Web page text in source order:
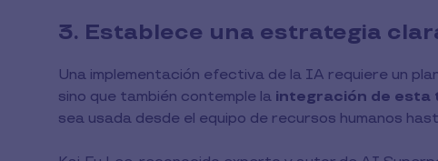
3. Establece una estrategia
Una implementación efectiva de la IA requiere un
sino que también contemple la integración de esta
sea usada desde el equipo de recursos humanos